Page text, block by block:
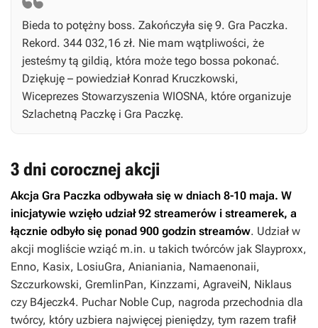
Bieda to potężny boss. Zakończyła się 9. Gra Paczka.
Rekord. 344 032,16 zł. Nie mam wątpliwości, że
jesteśmy tą gildią, która może tego bossa pokonać.
Dziękuję – powiedział Konrad Kruczkowski,
Wiceprezes Stowarzyszenia WIOSNA, które organizuje
Szlachetną Paczkę i Gra Paczkę.
3 dni corocznej akcji
Akcja Gra Paczka odbywała się w dniach 8-10 maja. W
inicjatywie wzięło udział 92 streamerów i streamerek, a
łącznie odbyło się ponad 900 godzin streamów. Udział w
akcji mogliście wziąć m.in. u takich twórców jak Slayproxx,
Enno, Kasix, LosiuGra, Anianiania, Namaenonaii,
Szczurkowski, GremlinPan, Kinzzami, AgraveiN, Niklaus
czy B4jeczk4. Puchar Noble Cup, nagroda przechodnia dla
twórcy, który uzbiera najwięcej pieniędzy, tym razem trafił